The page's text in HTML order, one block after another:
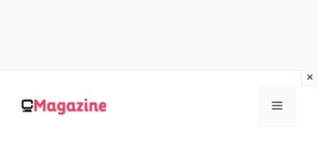
contenuto
MENU